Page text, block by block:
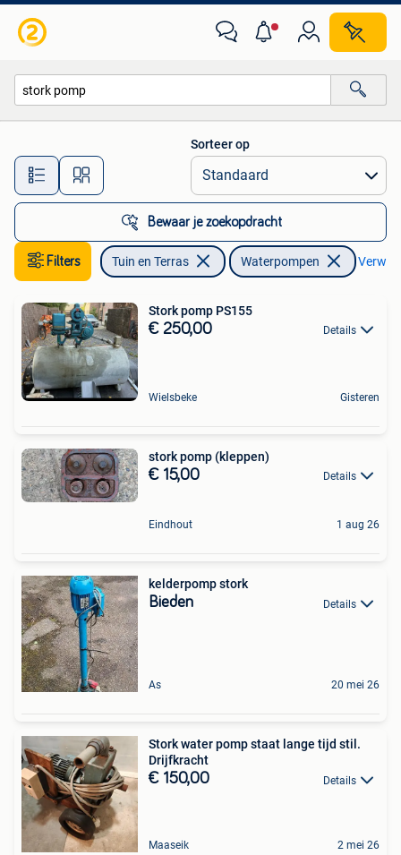
Alle afstanden…
Sorteer op
Bewaar je zoekopdracht
Filters Tuin en Terras Waterpompen
Stork pomp PS155
€ 250,00 Details
Wielsbeke Gisteren
stork pomp (kleppen)
€ 15,00 Details
Eindhout 1 aug 26
kelderpomp stork
Bieden Details
As 20 mei 26
Stork water pomp staat lange tijd stil.
Drijfkracht
€ 150,00 Details
Maaseik 2 mei 26